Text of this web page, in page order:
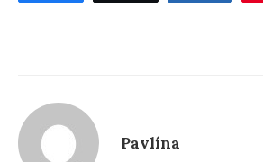
Pavlína